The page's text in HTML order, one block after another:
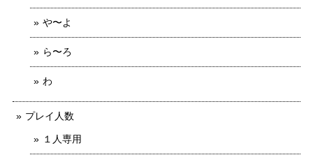
や〜よ
ら〜ろ
わ
プレイ人数
１人専用